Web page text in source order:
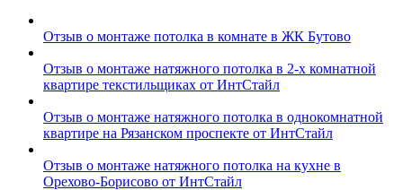
Отзыв о монтаже потолка в комнате в ЖК Бутово
Отзыв о монтаже натяжного потолка в 2-х комнатной
квартире текстильщиках от ИнтСтайл
Отзыв о монтаже натяжного потолка в однокомнатной
квартире на Рязанском проспекте от ИнтСтайл
Отзыв о монтаже натяжного потолка на кухне в
Орехово-Борисово от ИнтСтайл